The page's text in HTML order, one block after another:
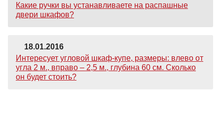
Какие ручки вы устанавливаете на распашные
двери шкафов?
18.01.2016
Интересует угловой шкаф-купе, размеры: влево от
угла 2 м., вправо – 2,5 м., глубина 60 см. Сколько
он будет стоить?